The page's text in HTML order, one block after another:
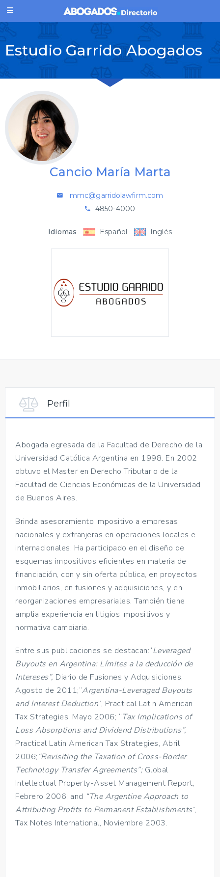
Estudio Garrido Abogados
Cancio María Marta
mmc@garridolawfirm.com
4850-4000
Idiomas Español Inglés
Perfil
Abogada egresada de la Facultad de Derecho de la
Universidad Católica Argentina en 1998. En 2002
obtuvo el Master en Derecho Tributario de la
Facultad de Ciencias Económicas de la Universidad
de Buenos Aires.
Brinda asesoramiento impositivo a empresas
nacionales y extranjeras en operaciones locales e
internacionales. Ha participado en el diseño de
esquemas impositivos eficientes en materia de
financiación, con y sin oferta pública, en proyectos
inmobiliarios, en fusiones y adquisiciones, y en
reorganizaciones empresariales. También tiene
amplia experiencia en litigios impositivos y
normativa cambiaria.
Entre sus publicaciones se destacan:“Leveraged
Buyouts en Argentina: Límites a la deducción de
Intereses”, Diario de Fusiones y Adquisiciones,
Agosto de 2011;“Argentina-Leveraged Buyouts
and Interest Deduction”, Practical Latin American
Tax Strategies, Mayo 2006; “Tax Implications of
Loss Absorptions and Dividend Distributions”,
Practical Latin American Tax Strategies, Abril
2006; “Revisiting the Taxation of Cross-Border
Technology Transfer Agreements”; Global
Intellectual Property-Asset Management Report,
Febrero 2006; and “The Argentine Approach to
Attributing Profits to Permanent Establishments”,
Tax Notes International, Noviembre 2003.